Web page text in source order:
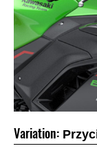
Variation: